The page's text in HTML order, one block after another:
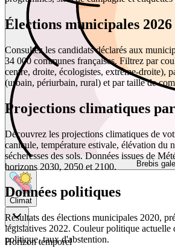
Brebis
Climat
Horizon temporel
Élections municipales 2026
Consultez les candidats déclarés aux
34 000 communes françaises. Filtrez par
centre, droite, écologistes, extrême-droite),
(urbain, périurbain, rural) et par taille de
Projections climatiques
Découvrez les projections climatiques de
canicule, température estivale, élévation du
sécheresses des sols. Données issues de
horizons 2030, 2050 et 2100.
Données politiques
Résultats des élections municipales 2020,
législatives 2022. Couleur politique actuelle
politique, taux d'abstention.